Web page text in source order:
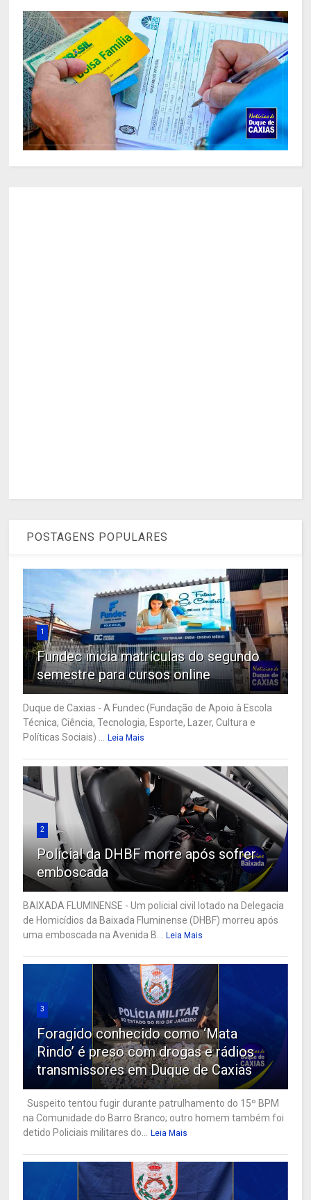
POSTAGENS POPULARES
1
Fundec inicia matrículas do segundo
semestre para cursos online
Duque de Caxias - A Fundec (Fundação de Apoio à Escola
Técnica, Ciência, Tecnologia, Esporte, Lazer, Cultura e
Políticas Sociais) ...
Leia Mais
2
Policial da DHBF morre após sofrer
emboscada
BAIXADA FLUMINENSE - Um policial civil lotado na Delegacia
de Homicídios da Baixada Fluminense (DHBF) morreu após
uma emboscada na Avenida B...
Leia Mais
3
Foragido conhecido como ‘Mata
Rindo’ é preso com drogas e rádios
transmissores em Duque de Caxias
Suspeito tentou fugir durante patrulhamento do 15º BPM
na Comunidade do Barro Branco; outro homem também foi
detido Policiais militares do...
Leia Mais